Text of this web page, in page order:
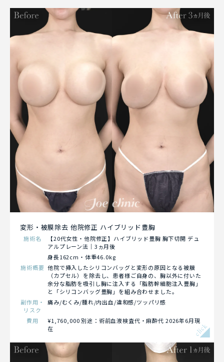
変形・被膜除去 他院修正 ハイブリッド豊胸
施術名
【20代女性・他院修正】ハイブリッド豊胸 胸下切開 デュ
アルプレーン法｜3ヵ月後
身長162cm・体重46.0kg
施術概要 他院で挿入したシリコンバッグと変形の原因となる被膜
（カプセル）を除去し、患者様ご自身の、胸以外に付いた
余分な脂肪を吸引し胸に注入する「脂肪幹細胞注入豊胸」
と「シリコンバッグ豊胸」を組み合わせました。
副作用・
リスク
痛み/むくみ/腫れ/内出血/違和感/ツッパリ感
費用
¥1,760,000 別途：術前血液検査代・麻酔代 2026年6月現
在
click